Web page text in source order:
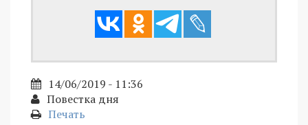
14/06/2019 - 11:36
Повестка дня
Печать